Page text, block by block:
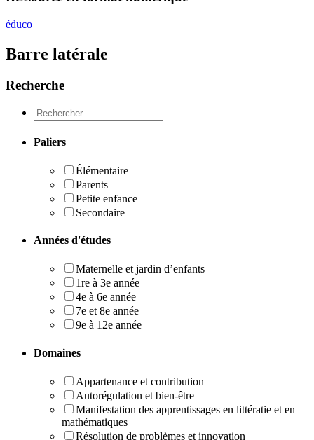
éduco
Barre latérale
Recherche
Recheche
Paliers
Élémentaire
Parents
Petite enfance
Secondaire
Années d'études
Maternelle et jardin d’enfants
1re à 3e année
4e à 6e année
7e et 8e année
9e à 12e année
Domaines
Appartenance et contribution
Autorégulation et bien-être
Manifestation des apprentissages en littératie et en
mathématiques
Résolution de problèmes et innovation